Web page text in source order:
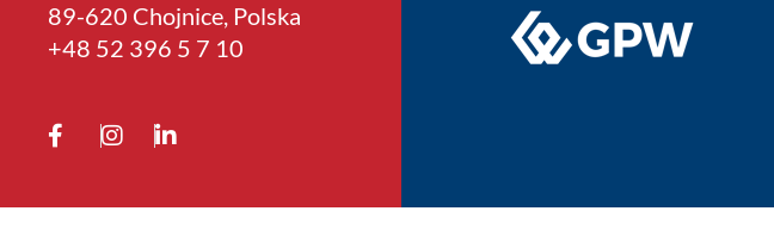
89-620 Chojnice, Polska
+4­8 52 396 5 7 10